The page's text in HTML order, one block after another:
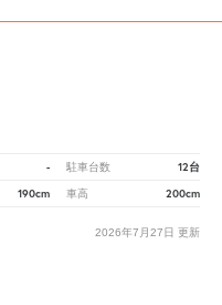
- 駐車台数 12台
190cm 車高 200cm
2026年7月27日 更新